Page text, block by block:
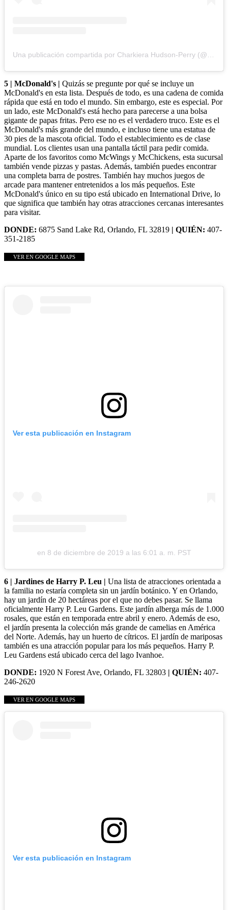
Una publicación compartida por Charkiera Hudson-Perry (@msgetit)
5 | McDonald's | Quizás se pregunte por qué se incluye un
McDonald's en esta lista. Después de todo, es una cadena de comida
rápida que está en todo el mundo. Sin embargo, este es especial. Por
un lado, este McDonald's está hecho para parecerse a una bolsa
gigante de papas fritas. Pero ese no es el verdadero truco. Este es el
McDonald's más grande del mundo, e incluso tiene una estatua de
30 pies de la mascota oficial. Todo el establecimiento es de clase
mundial. Los clientes usan una pantalla táctil para pedir comida.
Aparte de los favoritos como McWings y McChickens, esta sucursal
también vende pizzas y pastas. Además, también puedes encontrar
una completa barra de postres. También hay muchos juegos de
arcade para mantener entretenidos a los más pequeños. Este
McDonald's único en su tipo está ubicado en International Drive, lo
que significa que también hay otras atracciones cercanas interesantes
para visitar.
DONDE: 6875 Sand Lake Rd, Orlando, FL 32819 | QUIÉN: 407-
351-2185
VER EN GOOGLE MAPS
Ver esta publicación en Instagram
en 8 de diciembre de 2019 a las 6:01 a. m. PST
6 | Jardines de Harry P. Leu | Una lista de atracciones orientada a
la familia no estaría completa sin un jardín botánico. Y en Orlando,
hay un jardín de 20 hectáreas por el que no debes pasar. Se llama
oficialmente Harry P. Leu Gardens. Este jardín alberga más de 1.000
rosales, que están en temporada entre abril y enero. Además de eso,
el jardín presenta la colección más grande de camelias en América
del Norte. Además, hay un huerto de cítricos. El jardín de mariposas
también es una atracción popular para los más pequeños. Harry P.
Leu Gardens está ubicado cerca del lago Ivanhoe.
DONDE: 1920 N Forest Ave, Orlando, FL 32803 | QUIÉN: 407-
246-2620
VER EN GOOGLE MAPS
Ver esta publicación en Instagram